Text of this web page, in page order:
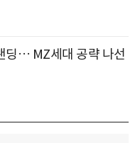
딩… MZ세대 공략 나선